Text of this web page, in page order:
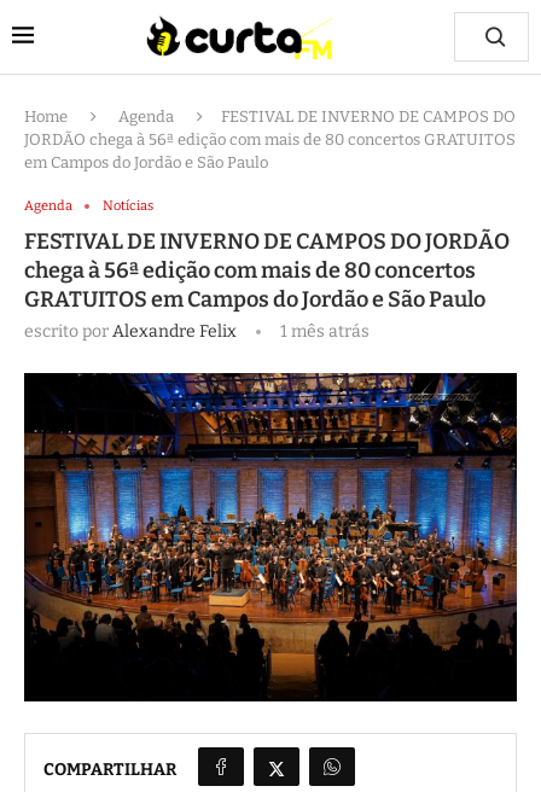
Home Agenda
FESTIVAL DE INVERNO DE CAMPOS DO
JORDÃO chega à 56ª edição com mais de 80 concertos GRATUITOS
em Campos do Jordão e São Paulo
Agenda Notícias
FESTIVAL DE INVERNO DE CAMPOS DO JORDÃO
chega à 56ª edição com mais de 80 concertos
GRATUITOS em Campos do Jordão e São Paulo
escrito porAlexandre Felix 1 mês atrás
COMPARTILHAR